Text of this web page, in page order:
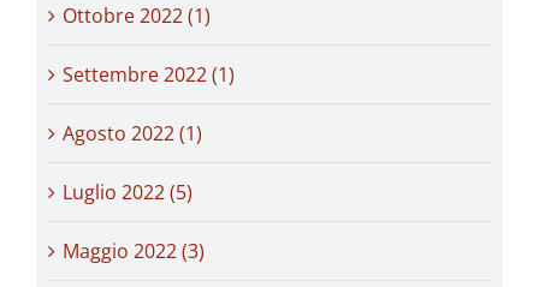
Ottobre 2022 (1)
Settembre 2022 (1)
Agosto 2022 (1)
Luglio 2022 (5)
Maggio 2022 (3)